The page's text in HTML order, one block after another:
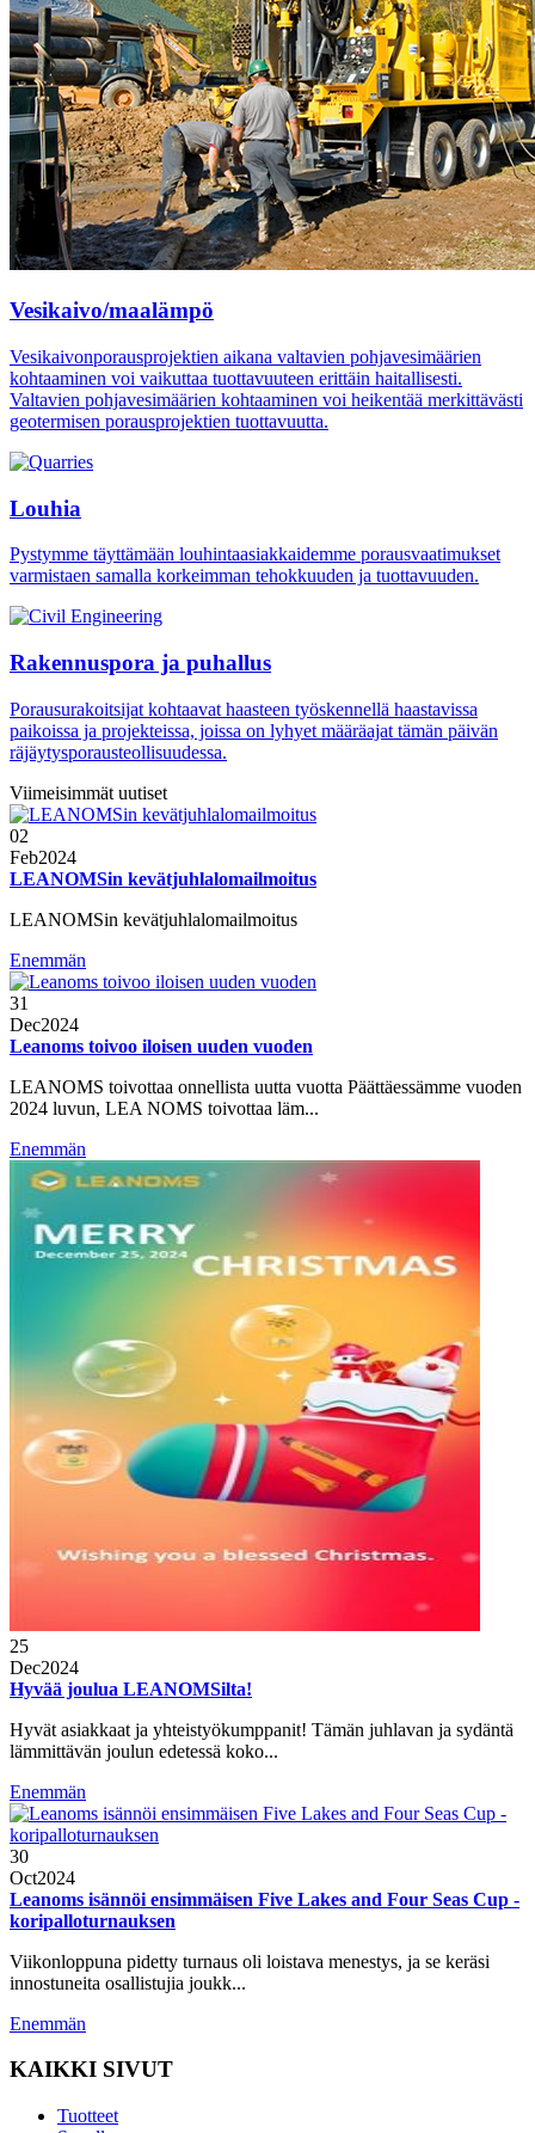
Vesikaivo/maalämpö
Vesikaivonporausprojektien aikana valtavien pohjavesimäärien
kohtaaminen voi vaikuttaa tuottavuuteen erittäin haitallisesti.
Valtavien pohjavesimäärien kohtaaminen voi heikentää merkittävästi
geotermisen porausprojektien tuottavuutta.
Louhia
Pystymme täyttämään louhintaasiakkaidemme porausvaatimukset
varmistaen samalla korkeimman tehokkuuden ja tuottavuuden.
Rakennuspora ja puhallus
Porausurakoitsijat kohtaavat haasteen työskennellä haastavissa
paikoissa ja projekteissa, joissa on lyhyet määräajat tämän päivän
räjäytysporausteollisuudessa.
Viimeisimmät uutiset
02
Feb2024
LEANOMSin kevätjuhlalomailmoitus
LEANOMSin kevätjuhlalomailmoitus
Enemmän
31
Dec2024
Leanoms toivoo iloisen uuden vuoden
LEANOMS toivottaa onnellista uutta vuotta Päättäessämme vuoden
2024 luvun, LEA NOMS toivottaa läm...
Enemmän
25
Dec2024
Hyvää joulua LEANOMSilta!
Hyvät asiakkaat ja yhteistyökumppanit! Tämän juhlavan ja sydäntä
lämmittävän joulun edetessä koko...
Enemmän
30
Oct2024
Leanoms isännöi ensimmäisen Five Lakes and Four Seas Cup -
koripalloturnauksen
Viikonloppuna pidetty turnaus oli loistava menestys, ja se keräsi
innostuneita osallistujia joukk...
Enemmän
KAIKKI SIVUT
Tuotteet